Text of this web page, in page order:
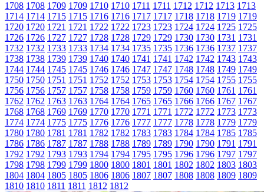
1708 1708 1709 1709 1710 1710 1711 1711 1712 1712 1713 1713
1714 1714 1715 1715 1716 1716 1717 1717 1718 1718 1719 1719
1720 1720 1721 1721 1722 1722 1723 1723 1724 1724 1725 1725
1726 1726 1727 1727 1728 1728 1729 1729 1730 1730 1731 1731
1732 1732 1733 1733 1734 1734 1735 1735 1736 1736 1737 1737
1738 1738 1739 1739 1740 1740 1741 1741 1742 1742 1743 1743
1744 1744 1745 1745 1746 1746 1747 1747 1748 1748 1749 1749
1750 1750 1751 1751 1752 1752 1753 1753 1754 1754 1755 1755
1756 1756 1757 1757 1758 1758 1759 1759 1760 1760 1761 1761
1762 1762 1763 1763 1764 1764 1765 1765 1766 1766 1767 1767
1768 1768 1769 1769 1770 1770 1771 1771 1772 1772 1773 1773
1774 1774 1775 1775 1776 1776 1777 1777 1778 1778 1779 1779
1780 1780 1781 1781 1782 1782 1783 1783 1784 1784 1785 1785
1786 1786 1787 1787 1788 1788 1789 1789 1790 1790 1791 1791
1792 1792 1793 1793 1794 1794 1795 1795 1796 1796 1797 1797
1798 1798 1799 1799 1800 1800 1801 1801 1802 1802 1803 1803
1804 1804 1805 1805 1806 1806 1807 1807 1808 1808 1809 1809
1810 1810 1811 1811 1812 1812